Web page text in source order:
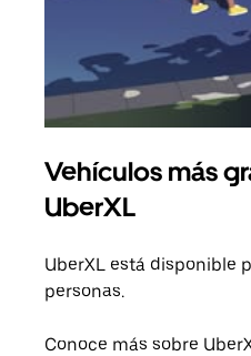
Vehículos más
UberXL
UberXL está disponible
personas.
Conoce más sobre